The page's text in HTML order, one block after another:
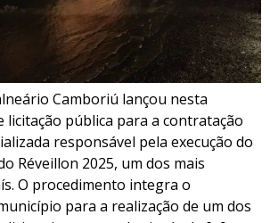
Camboriú lançou nesta
licitação pública para a contratação
responsável pela execução do
Réveillon 2025, um dos mais
O procedimento integra o
para a realização de um dos